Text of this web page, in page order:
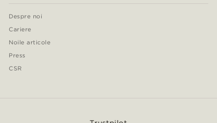
Despre noi
Cariere
Noile articole
Press
CSR